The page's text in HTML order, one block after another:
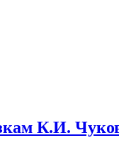
К.И.